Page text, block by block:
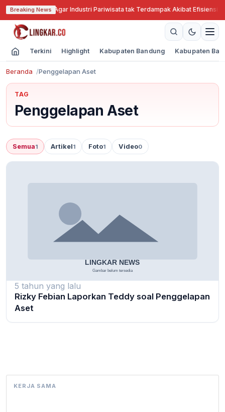
Breaking News
Cari Solusi Agar Industri Pariwisata tak Terdampak Akibat Efisiensi
Terkini Highlight Kabupaten Bandung Kabupaten
Beranda Penggelapan Aset
TAG
Penggelapan Aset
Semua1 Artikel1 Foto1 Video0
5 tahun yang lalu
Rizky Febian Laporkan Teddy soal Penggelapan
Aset
KERJA SAMA